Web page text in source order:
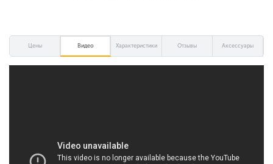
Цены Видео Характеристики Отзывы Аксессуары